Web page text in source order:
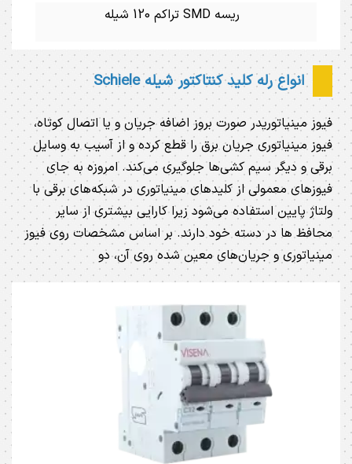
ریسه SMD تراکم 120 شیله
انواع رله کلید کنتاکتور شیله Schiele
فیوز مینیاتوریدر صورت بروز اضافه جریان و یا اتصال کوتاه،
فیوز مینیاتوری جریان برق را قطع کرده و از آسیب به وسایل
برقی و دیگر سیم کشی‌ها جلوگیری می‌کند. امروزه به جای
فیوزهای معمولی از کلیدهای مینیاتوری در شبکه‌های برقی با
ولتاژ پایین استفاده می‌شود زیرا کارایی بیشتری از سایر
محافظ ها در دسته خود دارند. بر اساس مشخصات روی فیوز
مینیاتوری و جریان‌های معین شده روی آن، دو